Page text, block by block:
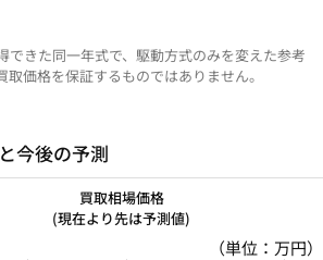
きた同一年式で、駆動方式のみを変えた参考
取価格を保証するものではありません。
今後の予測
買取相場価格
(現在より先は予測値)
（単位：万円）